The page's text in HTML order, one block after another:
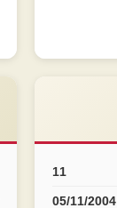
11
05/11/2004